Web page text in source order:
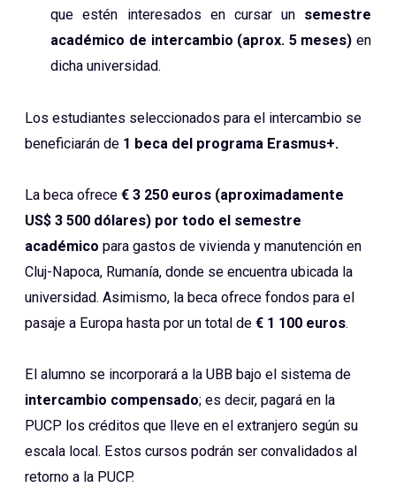
que estén interesados en cursar un semestre
académico de intercambio (aprox. 5 meses) en
dicha universidad.
Los estudiantes seleccionados para el intercambio se
beneficiarán de 1 beca del programa Erasmus+.
La beca ofrece € 3 250 euros (aproximadamente
US$ 3 500 dólares) por todo el semestre
académico para gastos de vivienda y manutención en
Cluj-Napoca, Rumanía, donde se encuentra ubicada la
universidad. Asimismo, la beca ofrece fondos para el
pasaje a Europa hasta por un total de € 1 100 euros.
El alumno se incorporará a la UBB bajo el sistema de
intercambio compensado; es decir, pagará en la
PUCP los créditos que lleve en el extranjero según su
escala local. Estos cursos podrán ser convalidados al
retorno a la PUCP.